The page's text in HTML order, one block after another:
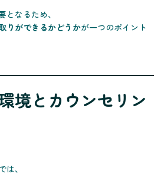
となるため、
りができるかどうかが一つのポイント
境とカウンセリン
、